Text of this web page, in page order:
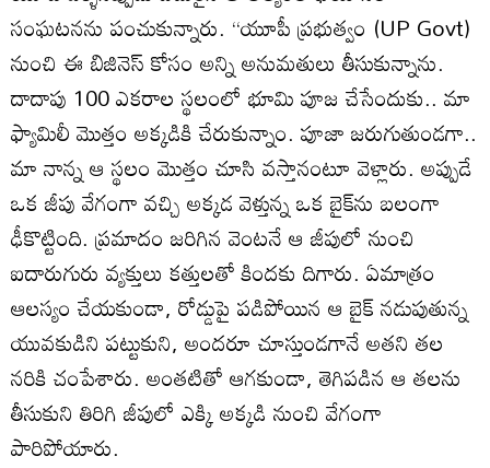
సంఘటనను పంచుకున్నారు. ‘‘యూపీ ప్రభుత్వం (UP Govt)
నుంచి ఈ బిజినెస్ కోసం అన్ని అనుమతులు తీసుకున్నాను.
దాదాపు 100 ఎకరాల స్థలంలో భూమి పూజ చేసేందుకు.. మా
ఫ్యామిలీ మొత్తం అక్కడికి చేరుకున్నాం. పూజా జరుగుతుండగా..
మా నాన్న ఆ స్థలం మొత్తం చూసి వస్తానంటూ వెళ్లారు. అప్పుడే
ఒక జీపు వేగంగా వచ్చి అక్కడ వెళ్తున్న ఒక బైక్‌ను బలంగా
ఢీకొట్టింది. ప్రమాదం జరిగిన వెంటనే ఆ జీపులో నుంచి
ఐదారుగురు వ్యక్తులు కత్తులతో కిందకు దిగారు. ఏమాత్రం
ఆలస్యం చేయకుండా, రోడ్డుపై పడిపోయిన ఆ బైక్ నడుపుతున్న
యువకుడిని పట్టుకుని, అందరూ చూస్తుండగానే అతని తల
నరికి చంపేశారు. అంతటితో ఆగకుండా, తెగిపడిన ఆ తలను
తీసుకుని తిరిగి జీపులో ఎక్కి అక్కడి నుంచి వేగంగా
పారిపోయారు.